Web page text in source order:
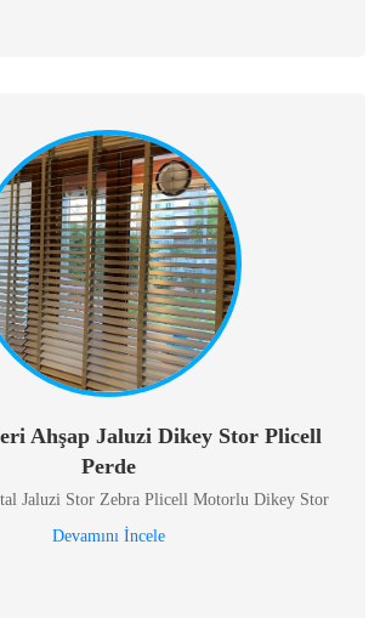
Ahşap Jaluzi Dikey Stor Plicell
Perde
Jaluzi Stor Zebra Plicell Motorlu Dikey Stor
Devamını İncele